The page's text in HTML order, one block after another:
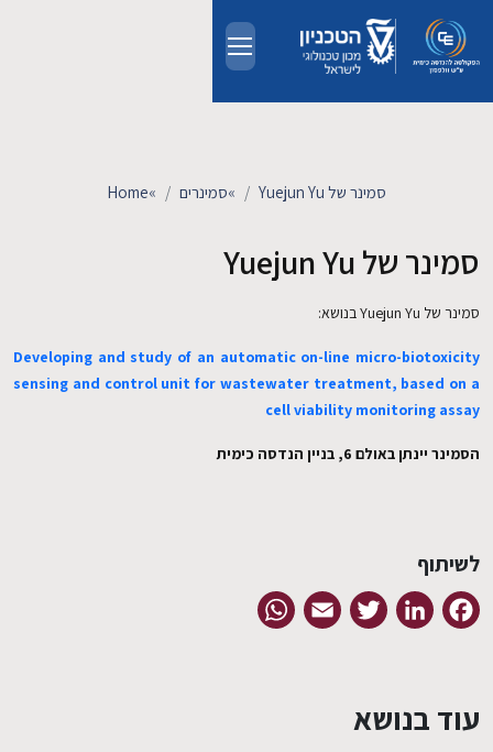
EN
מחקר
חדשות ואירועים
Home» סמינרים» סמינר של Yuejun Yu
סמינר של Yuejun Yu
סמינר של Yuejun Yu בנושא:
Developing and study of an automatic on-line micro-biotoxicity
sensing and control unit for wastewater treatment, based on a
cell viability monitoring assay
הסמינר יינתן באולם 6, בניין הנדסה כימית
לשיתוף
Facebook
LinkedIn
Twitter
Email
עוד בנושא